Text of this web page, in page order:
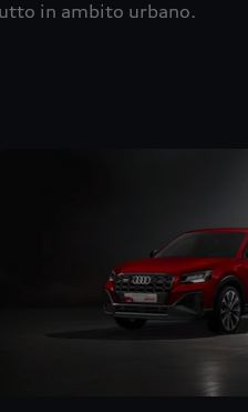
in ambito urbano.